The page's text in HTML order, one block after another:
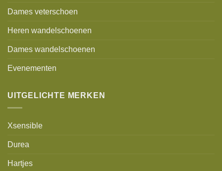
Dames veterschoen
Heren wandelschoenen
Dames wandelschoenen
Evenementen
UITGELICHTE MERKEN
Xsensible
Durea
Hartjes